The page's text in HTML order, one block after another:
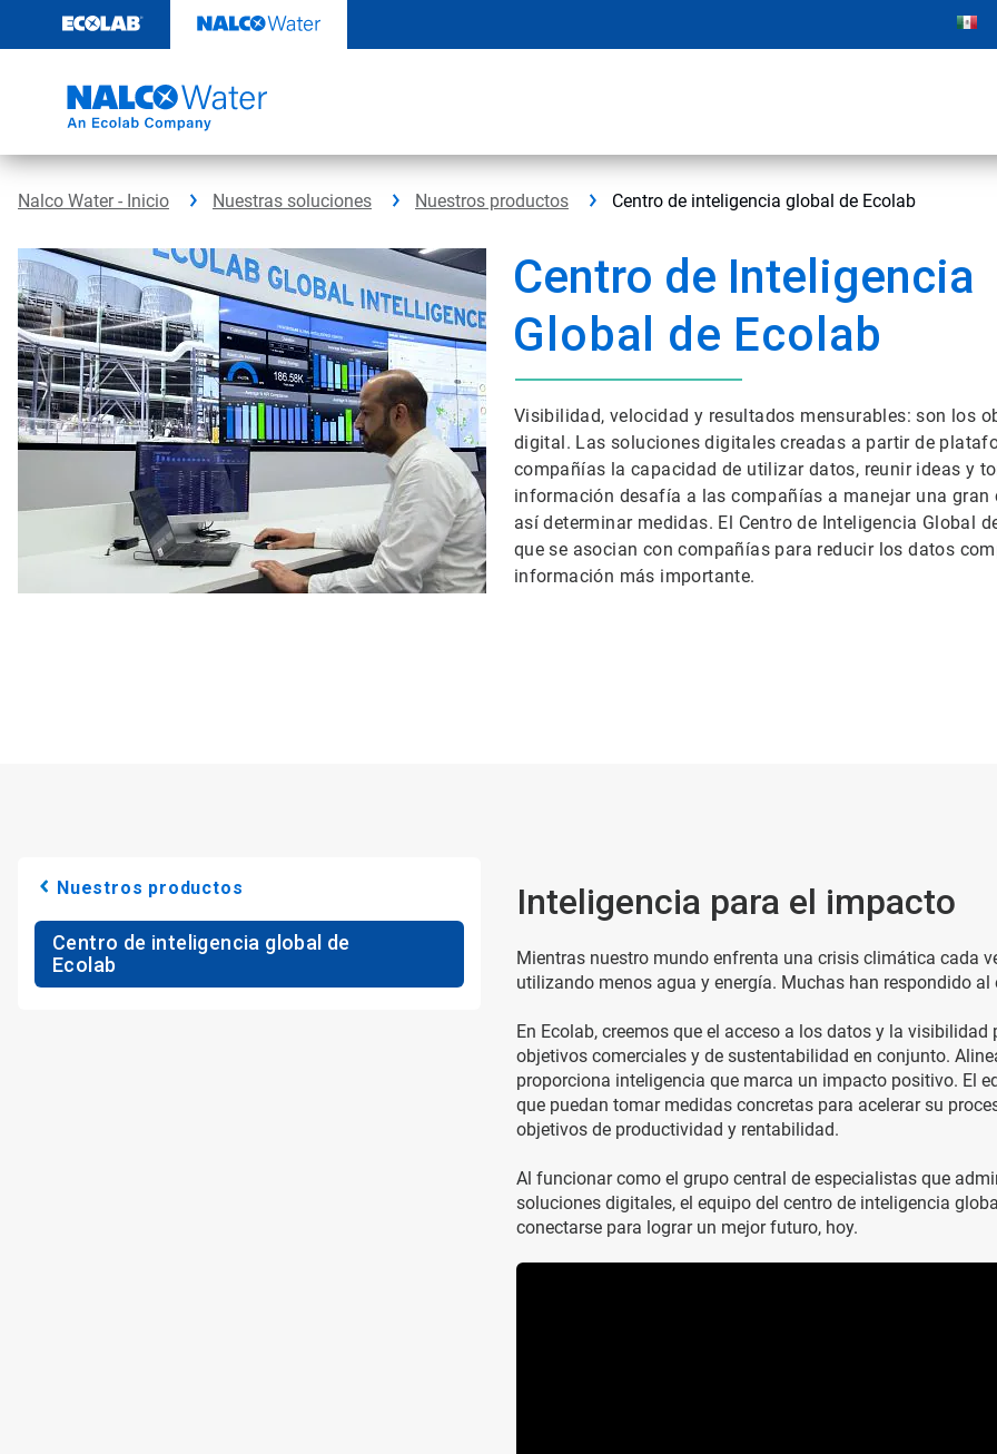
contenido
Nalco Water - Inicio Nuestras soluciones Nuestros productos Centro de inteligencia global de Ecolab
Centro de Inteligencia
Global de Ecolab
Visibilidad, velocidad y resultados mensurables: son los
digital. Las soluciones digitales creadas a partir de
compañías la capacidad de utilizar datos, reunir ideas y
información desafía a las compañías a manejar una
así determinar medidas. El Centro de Inteligencia Global
que se asocian con compañías para reducir los datos
información más importante.
Nuestros productos
Centro de inteligencia global de
Ecolab
Inteligencia para el impacto
Mientras nuestro mundo enfrenta una crisis climática cada
utilizando menos agua y energía. Muchas han respondido
En Ecolab, creemos que el acceso a los datos y la
objetivos comerciales y de sustentabilidad en conjunto.
proporciona inteligencia que marca un impacto positivo. El
que puedan tomar medidas concretas para acelerar su
objetivos de productividad y rentabilidad.
Al funcionar como el grupo central de especialistas que
soluciones digitales, el equipo del centro de inteligencia
conectarse para lograr un mejor futuro, hoy.